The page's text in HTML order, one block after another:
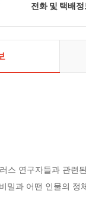
전화 및 택배정
스 연구자들과 관련
밀과 어떤 인물의